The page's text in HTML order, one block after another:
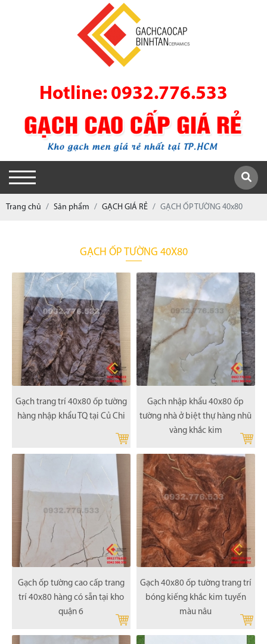
Hotline: 0932.776.533
Trang chủ Sản phẩm GẠCH GIÁ RẺ GẠCH ỐP TƯỜNG 40x80
GẠCH ỐP TƯỜNG 40X80
Gạch trang trí 40x80 ốp tường
hàng nhập khẩu TQ tại Củ Chi
Gạch nhập khẩu 40x80 ốp
tường nhà ở biệt thự hàng nhũ
vàng khắc kim
Gạch ốp tường cao cấp trang
trí 40x80 hàng có sẵn tại kho
quận 6
Gạch 40x80 ốp tường trang trí
bóng kiếng khắc kim tuyến
màu nâu